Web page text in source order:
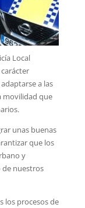
Local
a las
movilidad que
unas buenas
que los
y
de nuestros
los procesos de